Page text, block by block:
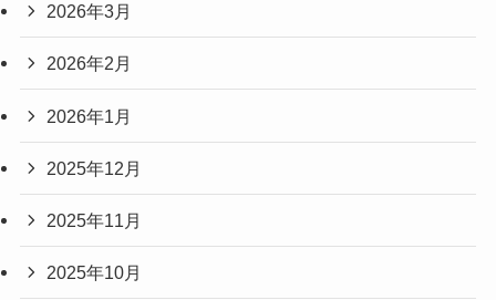
2026年3月
2026年2月
2026年1月
2025年12月
2025年11月
2025年10月